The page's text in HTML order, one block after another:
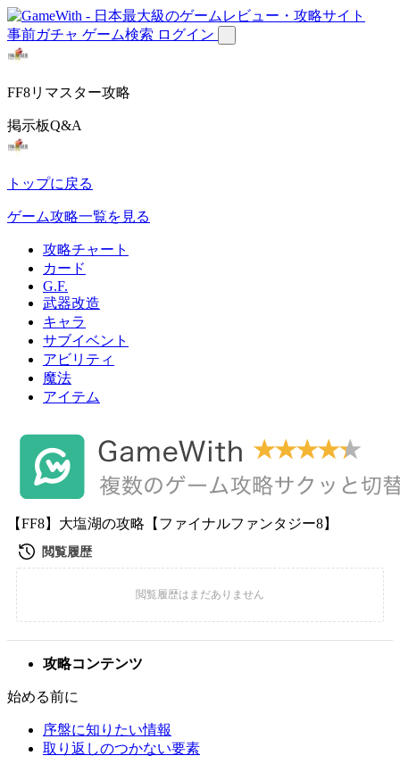
事前ガチャ ゲーム検索 ログイン
FF8リマスター攻略
掲示板Q&A
トップに戻る
ゲーム攻略一覧を見る
攻略チャート
カード
G.F.
武器改造
キャラ
サブイベント
アビリティ
魔法
アイテム
【FF8】大塩湖の攻略【ファイナルファンタジー8】
攻略コンテンツ
始める前に
序盤に知りたい情報
取り返しのつかない要素